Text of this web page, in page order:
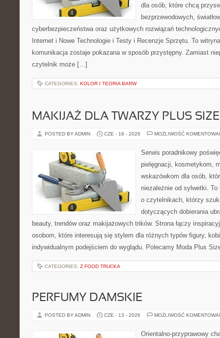
dla osób, które chcą
bezprzewodowych,
cyberbezpieczeństwa oraz użytkowych rozwiązań
Internet i Nowe Technologie i Testy i Recenzje Sprzętu. To
komunikacja zostaje pokazana w sposób przystępny. Zamiast
czytelnik może […]
CATEGORIES: KOLOR I TEORIA BARW
MAKIJAŻ DLA TWARZY PLUS SIZE
POSTED BY ADMIN CZE - 16 - 2026 MOŻLIWOŚĆ
Serwis poradnikowy
pielęgnacji, kosmetykom,
wskazówkom dla osób,
niezależnie od sylwetki.
o czytelnikach, którzy
dotyczących dobierania
beauty, trendów oraz makijażowych trików. Strona łączy
osobom, które interesują się stylem dla różnych typów figury,
indywidualnym podejściem do wyglądu. Polecamy Moda Plus
CATEGORIES: Z FOOD TRUCKA
PERFUMY DAMSKIE
POSTED BY ADMIN CZE - 13 - 2026 MOŻLIWOŚĆ
Orientalno-przyprawowy